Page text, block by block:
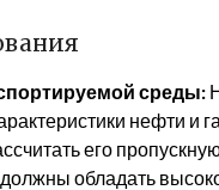
среды:
нефти и
его
обладать